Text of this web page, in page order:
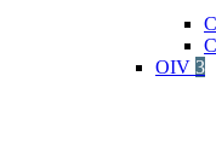
OIV 3